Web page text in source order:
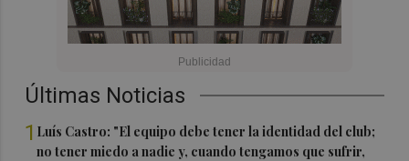
Últimas Noticias
1 Luís Castro: "El equipo debe tener la identidad del club;
no tener miedo a nadie y, cuando tengamos que sufrir,